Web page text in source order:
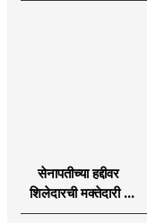
सेनापतीच्या हद्दीवर
शिलेदारची मक्तेदारी |
Sahyadri Tiger